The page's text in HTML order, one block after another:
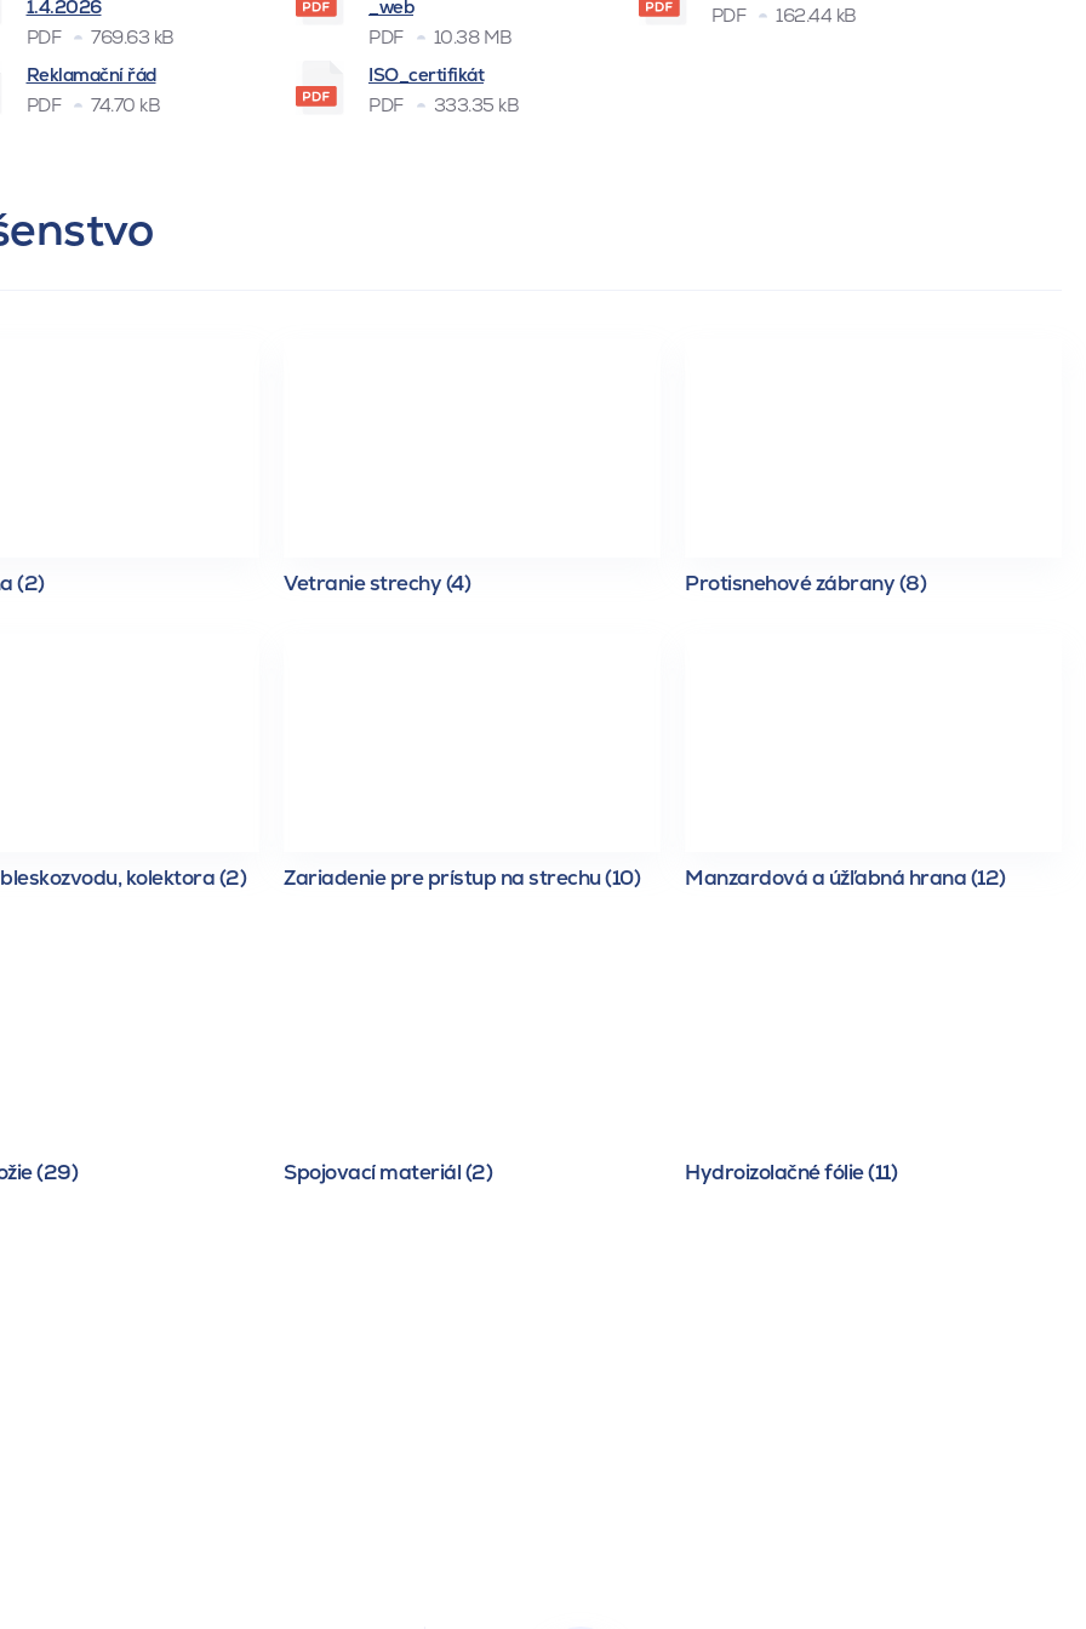
1.4.2026
PDF
769.63 kB
_web
PDF
10.38 MB
PDF 162.44 kB
Reklamační řád
PDF
74.70 kB
ISO_certifikát
PDF
333.35 kB
(2) Vetranie strechy (4) Protisnehové zábrany (8)
kolektora (2) Zariadenie pre prístup na strechu (10) Manzardová a úžľabná hrana (12)
(29) Spojovací materiál (2) Hydroizolačné fólie (11)